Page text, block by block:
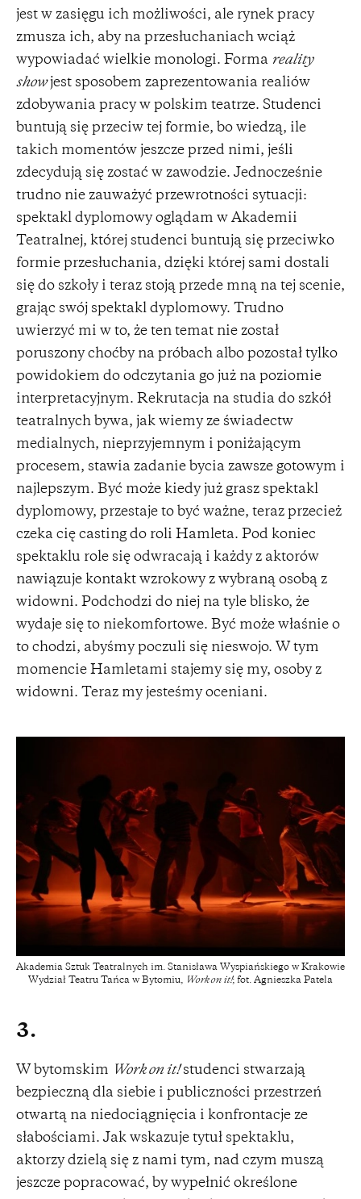
jest w zasięgu ich możliwości, ale rynek pracy
zmusza ich, aby na przesłuchaniach wciąż
wypowiadać wielkie monologi. Forma reality
showjest sposobem zaprezentowania realiów
zdobywania pracy w polskim teatrze. Studenci
buntują się przeciw tej formie, bo wiedzą, ile
takich momentów jeszcze przed nimi, jeśli
zdecydują się zostać w zawodzie. Jednocześnie
trudno nie zauważyć przewrotności sytuacji:
spektakl dyplomowy oglądam w Akademii
Teatralnej, której studenci buntują się przeciwko
formie przesłuchania, dzięki której sami dostali
się do szkoły i teraz stoją przede mną na tej scenie,
grając swój spektakl dyplomowy. Trudno
uwierzyć mi w to, że ten temat nie został
poruszony choćby na próbach albo pozostał tylko
powidokiem do odczytania go już na poziomie
interpretacyjnym. Rekrutacja na studia do szkół
teatralnych bywa, jak wiemy ze świadectw
medialnych, nieprzyjemnym i poniżającym
procesem, stawia zadanie bycia zawsze gotowym i
najlepszym. Być może kiedy już grasz spektakl
dyplomowy, przestaje to być ważne, teraz przecież
czeka cię casting do roli Hamleta. Pod koniec
spektaklu role się odwracają i każdy z aktorów
nawiązuje kontakt wzrokowy z wybraną osobą z
widowni. Podchodzi do niej na tyle blisko, że
wydaje się to niekomfortowe. Być może właśnie o
to chodzi, abyśmy poczuli się nieswojo. W tym
momencie Hamletami stajemy się my, osoby z
widowni. Teraz my jesteśmy oceniani.
Akademia Sztuk Teatralnych im. Stanisława Wyspiańskiego w Krakowie
Wydział Teatru Tańca w Bytomiu, Work on it!; fot. Agnieszka Patela
3.
W bytomskim Work on it!studenci stwarzają
bezpieczną dla siebie i publiczności przestrzeń
otwartą na niedociągnięcia i konfrontacje ze
słabościami. Jak wskazuje tytuł spektaklu,
aktorzy dzielą się z nami tym, nad czym muszą
jeszcze popracować, by wypełnić określone